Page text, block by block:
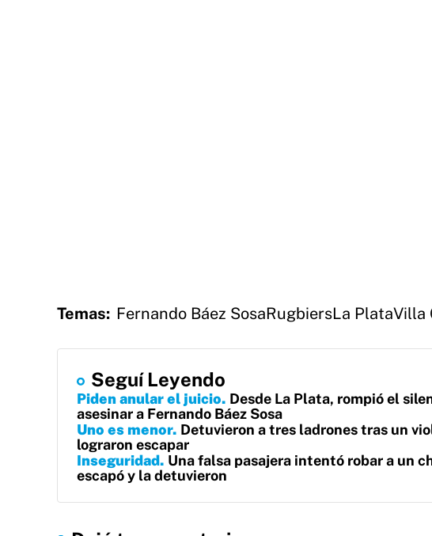
Temas: Fernando Báez SosaRugbiersLa PlataVilla
Seguí Leyendo
Piden anular el juicio Desde La Plata, rompió el
asesinar a Fernando Báez Sosa
Uno es menor Detuvieron a tres ladrones tras un
lograron escapar
Inseguridad Una falsa pasajera intentó robar a un
escapó y la detuvieron